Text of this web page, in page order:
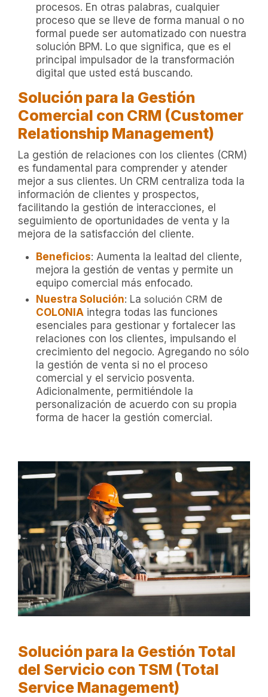
procesos. En otras palabras, cualquier
proceso que se lleve de forma manual o no
formal puede ser automatizado con nuestra
solución BPM. Lo que significa, que es el
principal impulsador de la transformación
digital que usted está buscando.
Solución para la Gestión
Comercial con CRM (Customer
Relationship Management)
La gestión de relaciones con los clientes (CRM)
es fundamental para comprender y atender
mejor a sus clientes. Un CRM centraliza toda la
información de clientes y prospectos,
facilitando la gestión de interacciones, el
seguimiento de oportunidades de venta y la
mejora de la satisfacción del cliente.
Beneficios: Aumenta la lealtad del cliente,
mejora la gestión de ventas y permite un
equipo comercial más enfocado.
Nuestra Solución: La solución CRM de
COLONIA integra todas las funciones
esenciales para gestionar y fortalecer las
relaciones con los clientes, impulsando el
crecimiento del negocio. Agregando no sólo
la gestión de venta si no el proceso
comercial y el servicio posventa.
Adicionalmente, permitiéndole la
personalización de acuerdo con su propia
forma de hacer la gestión comercial.
Solución para la Gestión Total
del Servicio con TSM (Total
Service Management)